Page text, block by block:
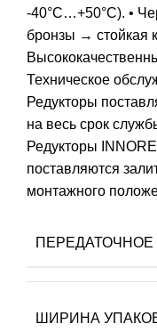
-40°С…+50°С). •
бронзы → стойкая
Техническое
Редукторы
на весь срок
Редукторы
поставляются
монтажного
ШИРИНА